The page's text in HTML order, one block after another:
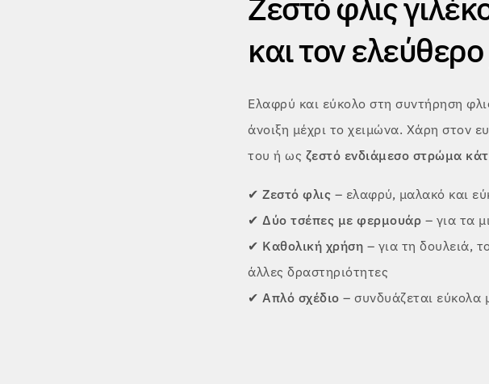
και τον
Ελαφρύ και εύκολο στη συντήρηση
άνοιξη μέχρι το χειμώνα. Χάρη στον
του ή ως ζεστό ενδιάμεσο στρώμα
✔ Ζεστό φλις – ελαφρύ, μαλακό και
✔ Δύο τσέπες με φερμουάρ – για τα
✔ Καθολική χρήση – για τη δουλειά,
άλλες δραστηριότητες
✔ Απλό σχέδιο – συνδυάζεται εύκολα